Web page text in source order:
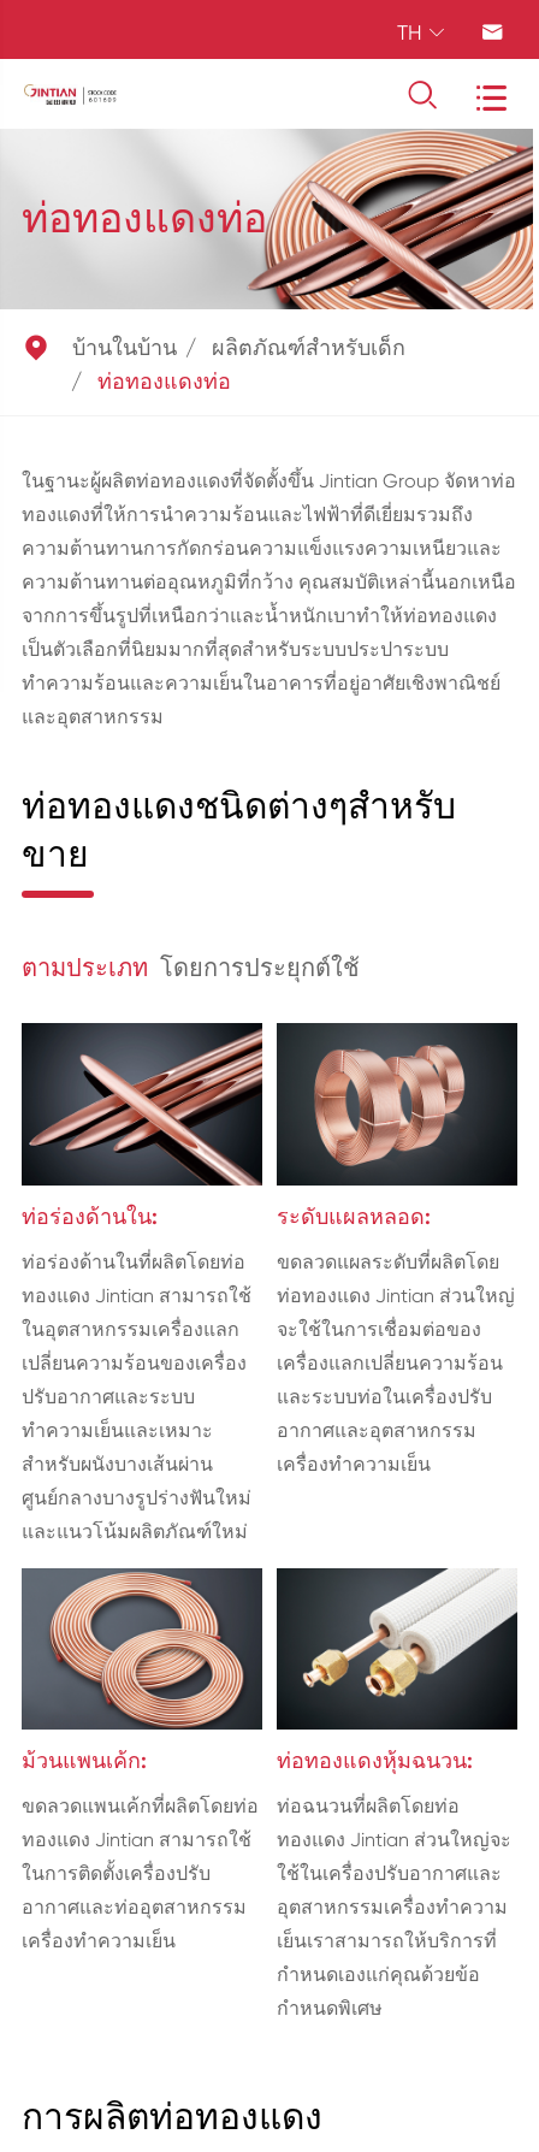
TH  
 
ท่อทองแดงท่อ
 บ้านในบ้าน ผลิตภัณฑ์สำหรับเด็ก
ท่อทองแดงท่อ
ในฐานะผู้ผลิตท่อทองแดงที่จัดตั้งขึ้น Jintian Group จัดหาท่อ
ทองแดงที่ให้การนำความร้อนและไฟฟ้าที่ดีเยี่ยมรวมถึง
ความต้านทานการกัดกร่อนความแข็งแรงความเหนียวและ
ความต้านทานต่ออุณหภูมิที่กว้าง คุณสมบัติเหล่านี้นอกเหนือ
จากการขึ้นรูปที่เหนือกว่าและน้ำหนักเบาทำให้ท่อทองแดง
เป็นตัวเลือกที่นิยมมากที่สุดสำหรับระบบประปาระบบ
ทำความร้อนและความเย็นในอาคารที่อยู่อาศัยเชิงพาณิชย์
และอุตสาหกรรม
ท่อทองแดงชนิดต่างๆสำหรับ
ขาย
ตามประเภท โดยการประยุกต์ใช้
ท่อร่องด้านใน:
ท่อร่องด้านในที่ผลิตโดยท่อ
ทองแดง Jintian สามารถใช้
ในอุตสาหกรรมเครื่องแลก
เปลี่ยนความร้อนของเครื่อง
ปรับอากาศและระบบ
ทำความเย็นและเหมาะ
สำหรับผนังบางเส้นผ่าน
ศูนย์กลางบางรูปร่างฟันใหม่
และแนวโน้มผลิตภัณฑ์ใหม่
ระดับแผลหลอด:
ขดลวดแผลระดับที่ผลิตโดย
ท่อทองแดง Jintian ส่วนใหญ่
จะใช้ในการเชื่อมต่อของ
เครื่องแลกเปลี่ยนความร้อน
และระบบท่อในเครื่องปรับ
อากาศและอุตสาหกรรม
เครื่องทำความเย็น
ม้วนแพนเค้ก:
ขดลวดแพนเค้กที่ผลิตโดยท่อ
ทองแดง Jintian สามารถใช้
ในการติดตั้งเครื่องปรับ
อากาศและท่ออุตสาหกรรม
เครื่องทำความเย็น
ท่อทองแดงหุ้มฉนวน:
ท่อฉนวนที่ผลิตโดยท่อ
ทองแดง Jintian ส่วนใหญ่จะ
ใช้ในเครื่องปรับอากาศและ
อุตสาหกรรมเครื่องทำความ
เย็นเราสามารถให้บริการที่
กำหนดเองแก่คุณด้วยข้อ
กำหนดพิเศษ
การผลิตท่อทองแดง